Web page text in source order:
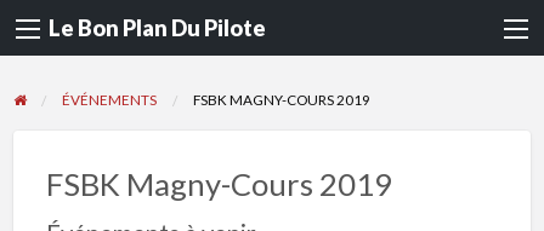
Le Bon Plan Du Pilote
ÉVÉNEMENTS FSBK MAGNY-COURS 2019
FSBK Magny-Cours 2019